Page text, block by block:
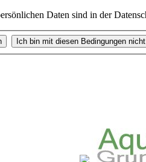
Daten sind in der